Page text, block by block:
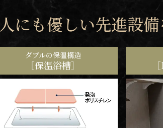
にも優しい先進設備
ダブルの保温構造
［保温浴槽］